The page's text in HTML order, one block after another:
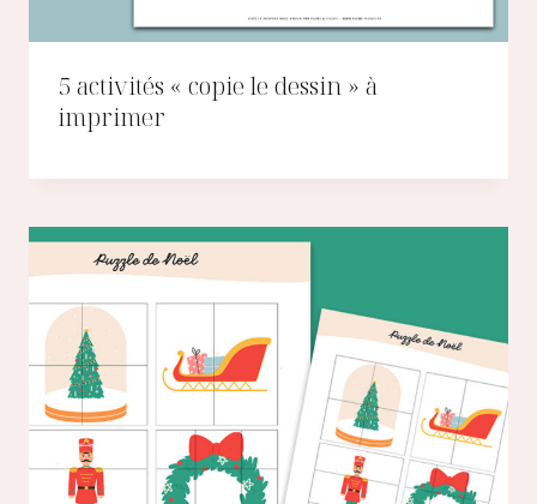
5 activités « copie le dessin » à
imprimer